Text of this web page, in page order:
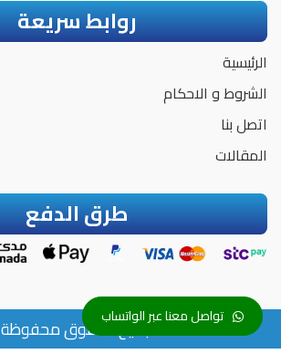
روابط سريعة
الرئيسية
الشروط و الاحكام
اتصل بنا
المقالات
طرق الدفع
جميع الحقوق محفوظةتواصل معنا عبر الواتساب